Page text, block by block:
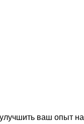
ваш опыт на